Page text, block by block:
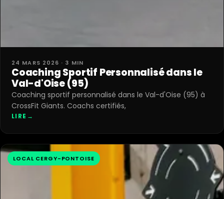
24 MARS 2026 · 3 MIN
Coaching Sportif Personnalisé dans le
Val-d'Oise (95)
Coaching sportif personnalisé dans le Val-d'Oise (95) à
CrossFit Giants. Coachs certifiés,
LIRE →
LOCAL CERGY-PONTOISE